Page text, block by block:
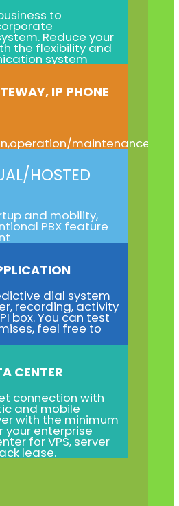
to
Reduce your
the flexibility and
system
IP PHONE
maintenance
HOSTED
and mobility,
PBX feature
dial system
recording, activity
box. You can test
feel free to
CENTER
connection with
and mobile
with the minimum
your enterprise
for VPS, server
lease.